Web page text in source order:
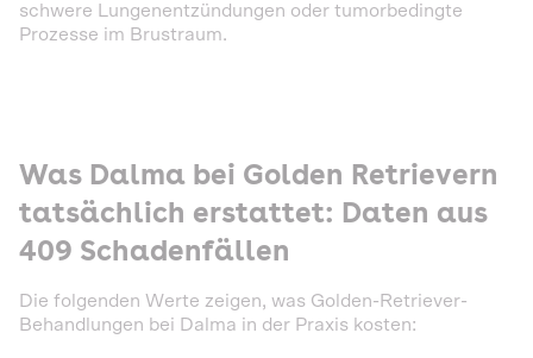
schwere Lungenentzündungen oder tumorbedingte
Prozesse im Brustraum.
Was Dalma bei Golden Retrievern
tatsächlich erstattet: Daten aus
409 Schadenfällen
Die folgenden Werte zeigen, was Golden-Retriever-
Behandlungen bei Dalma in der Praxis kosten: